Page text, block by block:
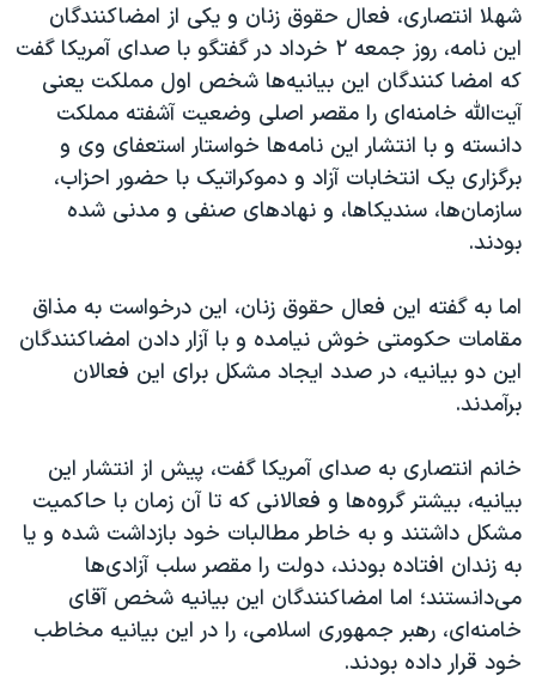
شهلا انتصاری،‌ فعال حقوق زنان و یکی از امضاکنندگان
این نامه، روز جمعه ۲ خرداد در گفتگو با صدای آمریکا گفت
که‌ امضا کنندگان این بیانیه‌ها شخص اول مملکت یعنی
آیت‌الله خامنه‌ای را مقصر اصلی وضعیت آشفته مملکت
دانسته و با انتشار این نامه‌ها خواستار استعفای وی و
برگزاری یک انتخابات آزاد و دموکراتیک با حضور احزاب،
سازمان‌ها، سندیکاها، و نهادهای صنفی و مدنی شده
بودند.
اما به گفته این فعال حقوق زنان، این درخواست به مذاق
مقامات حکومتی خوش نیامده و با آزار دادن امضاکنندگان
این دو بیانیه، در صدد ایجاد مشکل برای این فعالان
برآمدند.
خانم انتصاری به صدای آمریکا گفت،‌ پیش از انتشار این
بیانیه،‌ بیشتر گروه‌ها و فعالانی که تا آن زمان با حاکمیت
مشکل داشتند و به خاطر مطالبات خود بازداشت شده و یا
به زندان افتاده بودند، دولت را مقصر سلب آزادی‌ها
می‌دانستند؛ اما امضاکنندگان این بیانیه شخص آقای
خامنه‌ای، رهبر جمهوری اسلامی، را در این بیانیه مخاطب
خود قرار داده بودند.